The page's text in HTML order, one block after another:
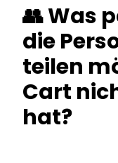
👥 Was
die
teilen
Cart
hat?